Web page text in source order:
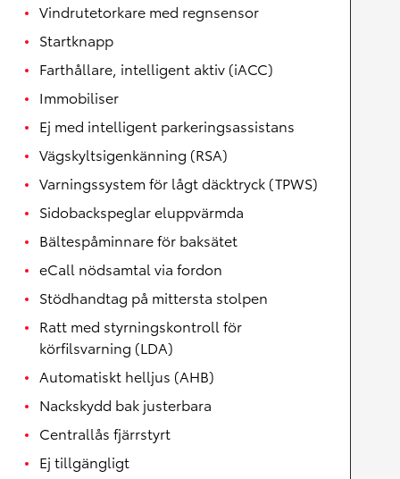
Vindrutetorkare med regnsensor
Startknapp
Farthållare, intelligent aktiv (iACC)
Immobiliser
Ej med intelligent parkeringsassistans
Vägskyltsigenkänning (RSA)
Varningssystem för lågt däcktryck (TPWS)
Sidobackspeglar eluppvärmda
Bältespåminnare för baksätet
eCall nödsamtal via fordon
Stödhandtag på mittersta stolpen
Ratt med styrningskontroll för
körfilsvarning (LDA)
Automatiskt helljus (AHB)
Nackskydd bak justerbara
Centrallås fjärrstyrt
Ej tillgängligt